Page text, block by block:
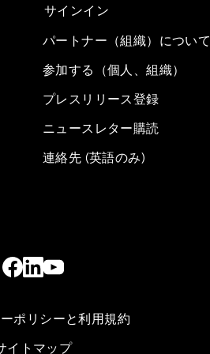
サインイン
パートナー（組織）につい
参加する（個人、組織）
プレスリリース登録
ニュースレター購読
連絡先 (英語のみ)
ポリシーと利用規約
イトマップ